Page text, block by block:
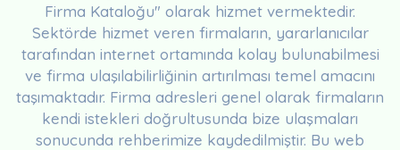
Firma Kataloğu" olarak hizmet vermektedir.
Sektörde hizmet veren firmaların, yararlanıcılar
tarafından internet ortamında kolay bulunabilmesi
ve firma ulaşılabilirliğinin artırılması temel amacını
taşımaktadır. Firma adresleri genel olarak firmaların
kendi istekleri doğrultusunda bize ulaşmaları
sonucunda rehberimize kaydedilmiştir. Bu web